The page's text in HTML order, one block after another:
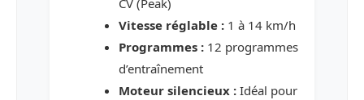
CV (Peak)
Vitesse réglable : 1 à 14 km/h
Programmes : 12 programmes
d’entraînement
Moteur silencieux : Idéal pour